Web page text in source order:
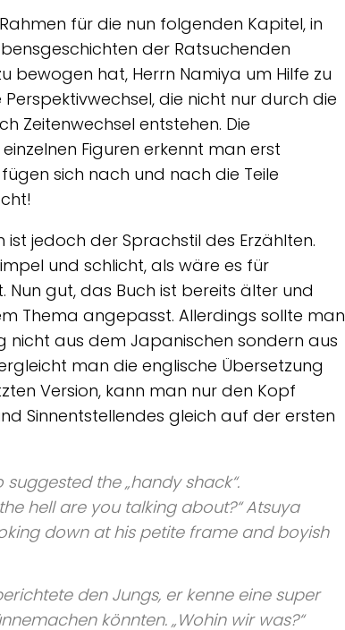
für die nun folgenden Kapitel, in
der Ratsuchenden
bewogen hat, Herrn Namiya um Hilfe zu
die nicht nur durch die
Zeitenwechsel entstehen. Die
Figuren erkennt man erst
sich nach und nach die Teile
jedoch der Sprachstil des Erzählten.
und schlicht, als wäre es für
gut, das Buch ist bereits älter und
Thema angepasst. Allerdings sollte man
nicht aus dem Japanischen sondern aus
man die englische Übersetzung
Version, kann man nur den Kopf
Sinnentstellendes gleich auf der ersten
the „handy shack“.
hell are you talking about?“ Atsuya
down at his petite frame and boyish
den Jungs, er kenne eine super
könnten. „Wohin wir was?“